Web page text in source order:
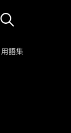
用語集